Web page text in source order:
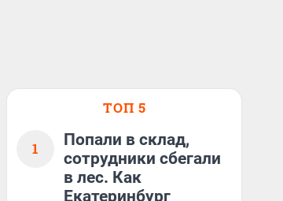
ТОП 5
1
Попали в склад,
сотрудники сбегали
в лес. Как
Екатеринбург